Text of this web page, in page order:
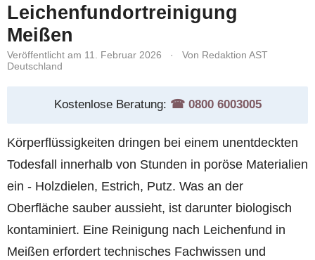
Leichenfundortreinigung
Meißen
Veröffentlicht am 11. Februar 2026 ·
Von Redaktion AST
Deutschland
Kostenlose Beratung: ☎︎ 0800 6003005
Körperflüssigkeiten dringen bei einem unentdeckten
Todesfall innerhalb von Stunden in poröse Materialien
ein - Holzdielen, Estrich, Putz. Was an der
Oberfläche sauber aussieht, ist darunter biologisch
kontaminiert. Eine Reinigung nach Leichenfund in
Meißen erfordert technisches Fachwissen und